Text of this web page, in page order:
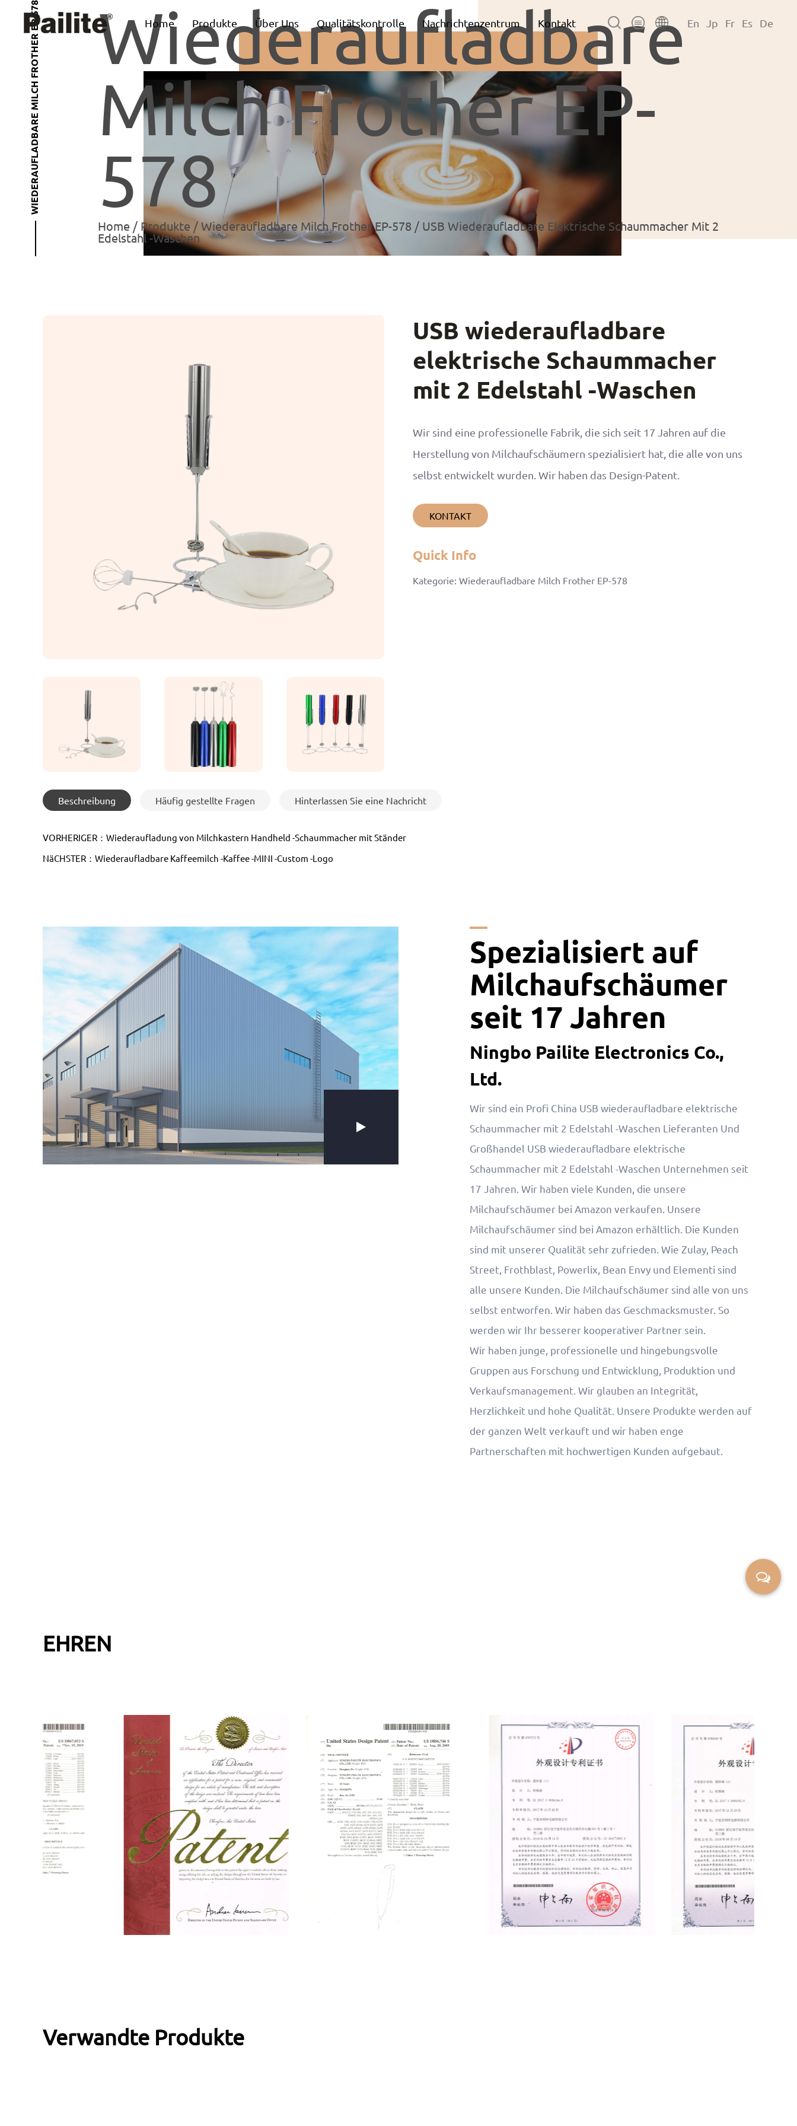
Home Produkte Über Uns Qualitätskontrolle Nachrichtenzentrum Kontakt En Jp Fr Es De
WIEDERAUFLADBARE MILCH FROTHER EP-578
Wiederaufladbare
Milch Frother EP-
578
Home / Produkte /Wiederaufladbare Milch Frother EP-578 / USB Wiederaufladbare Elektrische Schaummacher Mit 2
Edelstahl -Waschen
USB wiederaufladbare
elektrische Schaummacher
mit 2 Edelstahl -Waschen
Wir sind eine professionelle Fabrik, die sich seit 17 Jahren auf die
Herstellung von Milchaufschäumern spezialisiert hat, die alle von uns
selbst entwickelt wurden. Wir haben das Design-Patent.
KONTAKT
Quick Info
Kategorie: Wiederaufladbare Milch Frother EP-578
Beschreibung Häufig gestellte Fragen Hinterlassen Sie eine Nachricht
VORHERIGER：Wiederaufladung von Milchkastern Handheld -Schaummacher mit Ständer
NäCHSTER：Wiederaufladbare Kaffeemilch -Kaffee -MINI -Custom -Logo
Spezialisiert auf
Milchaufschäumer
seit 17 Jahren
Ningbo Pailite Electronics Co.,
Ltd.
Wir sind ein Profi China USB wiederaufladbare elektrische
Schaummacher mit 2 Edelstahl -Waschen Lieferanten Und
Großhandel USB wiederaufladbare elektrische
Schaummacher mit 2 Edelstahl -Waschen Unternehmen seit
17 Jahren. Wir haben viele Kunden, die unsere
Milchaufschäumer bei Amazon verkaufen. Unsere
Milchaufschäumer sind bei Amazon erhältlich. Die Kunden
sind mit unserer Qualität sehr zufrieden. Wie Zulay, Peach
Street, Frothblast, Powerlix, Bean Envy und Elementi sind
alle unsere Kunden. Die Milchaufschäumer sind alle von uns
selbst entworfen. Wir haben das Geschmacksmuster. So
werden wir Ihr besserer kooperativer Partner sein.
Wir haben junge, professionelle und hingebungsvolle
Gruppen aus Forschung und Entwicklung, Produktion und
Verkaufsmanagement. Wir glauben an Integrität,
Herzlichkeit und hohe Qualität. Unsere Produkte werden auf
der ganzen Welt verkauft und wir haben enge
Partnerschaften mit hochwertigen Kunden aufgebaut.
EHREN
Verwandte Produkte